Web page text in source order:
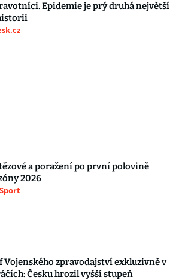
Epidemie je prý druhá největší
a poražení po první polovině
2026
Vojenského zpravodajství exkluzivně v
Česku hrozil vyšší stupeň